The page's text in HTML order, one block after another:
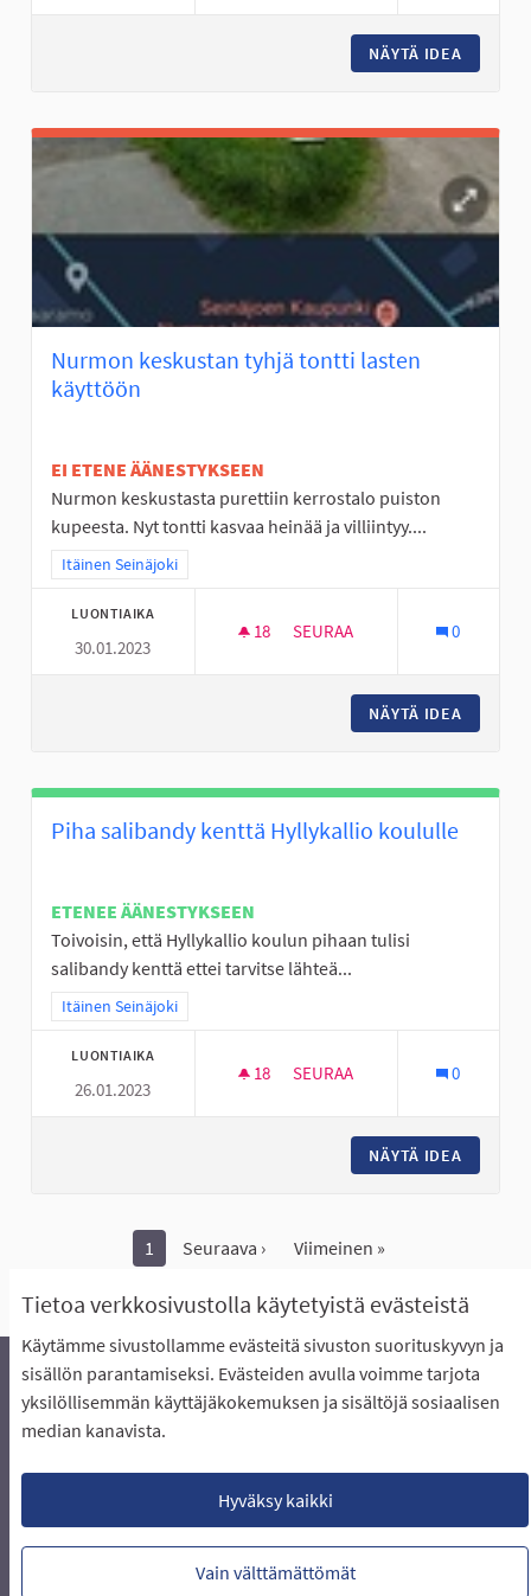
Tietoa verkkosivustolla käytetyistä evästeistä
Käytämme sivustollamme evästeitä sivuston suorituskyvyn ja
sisällön parantamiseksi. Evästeiden avulla voimme tarjota
yksilöllisemmän käyttäjäkokemuksen ja sisältöjä sosiaalisen
median kanavista.
Hyväksy kaikki
Vain välttämättömät
NÄYTÄ IDEA
Nurmon keskustan tyhjä tontti lasten
käyttöön
EI ETENE ÄÄNESTYKSEEN
Nurmon keskustasta purettiin kerrostalo puiston
kupeesta. Nyt tontti kasvaa heinää ja villiintyy....
Rajaa tulokset teeman mukaan: Itäinen Seinäjoki
Itäinen Seinäjoki
LUONTIAIKA
30.01.2023
18 18 SEURAAJAA
SEURAA 0
NÄYTÄ IDEA
Piha salibandy kenttä Hyllykallio koululle
ETENEE ÄÄNESTYKSEEN
Toivoisin, että Hyllykallio koulun pihaan tulisi
salibandy kenttä ettei tarvitse lähteä...
Rajaa tulokset teeman mukaan: Itäinen Seinäjoki
Itäinen Seinäjoki
LUONTIAIKA
26.01.2023
18 18 SEURAAJAA
SEURAA 0
NÄYTÄ IDEA
1 Seuraava › Viimeinen »
Näytä kaikki peruutetut ideat
Äänestyksen pikaohjeet
Usein kysytyt kysymykset
Näin äänestät Asukasbudjetissa
Lataa avoimet datatiedostot
Evästeasetukset